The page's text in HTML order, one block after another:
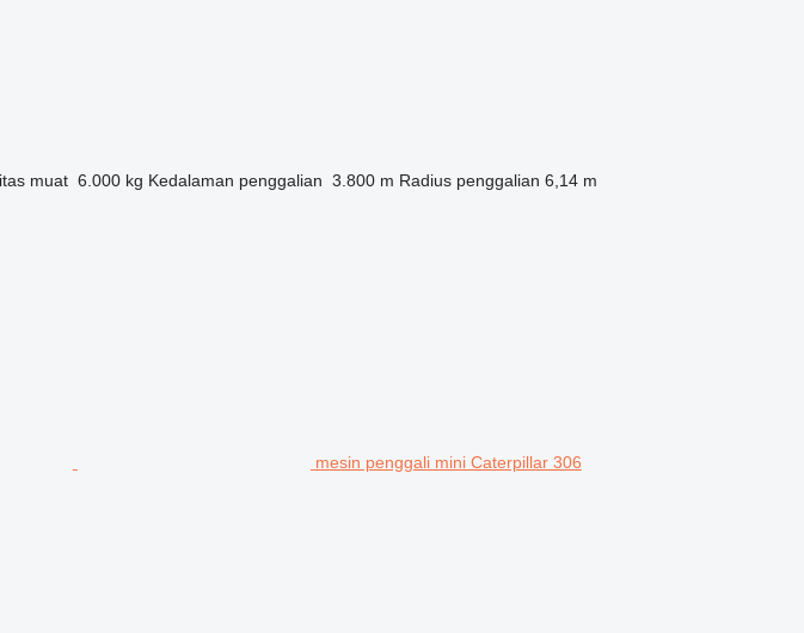
muat 6.000 kg Kedalaman penggalian 3.800 m Radius penggalian 6,14 m
mesin penggali mini Caterpillar 306